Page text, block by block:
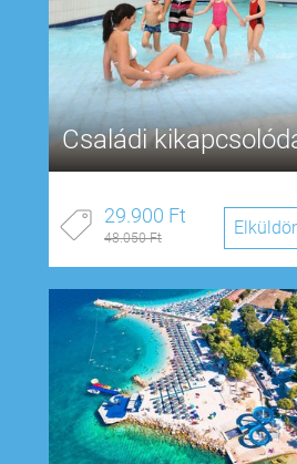
Családi
29.900 Ft
48.050 Ft